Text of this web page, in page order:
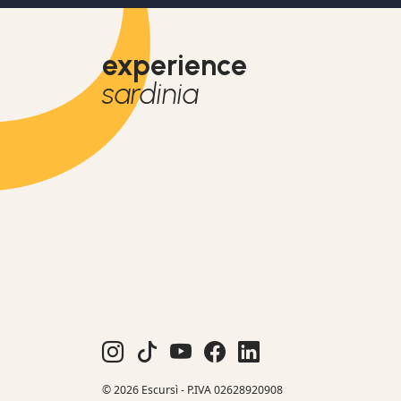
experience
sardinia
© 2026 Escursì - P.IVA 02628920908